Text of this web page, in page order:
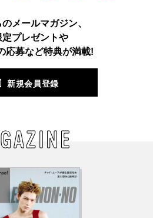
Facebook Pinterest LINE
メールマガジン、
定プレゼントや
応募など特典が満載!
新規会員登録